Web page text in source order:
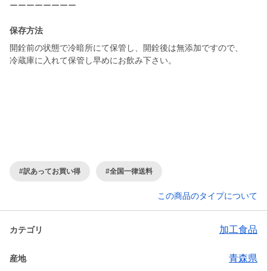
ーーーーーーーー
保存方法
開銓前の状態で冷暗所にて保管し、開銓後は無添加ですので、
冷蔵庫に入れて保管し早めにお飲み下さい。
#訳あってお買い得 #全国一律送料
この商品のタイプについて
カテゴリ 加工食品
産地 青森県